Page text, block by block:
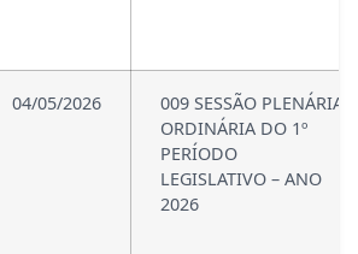
04/05/2026
009 SESSÃO PLENÁRIA
ORDINÁRIA DO 1º
PERÍODO
LEGISLATIVO – ANO
2026